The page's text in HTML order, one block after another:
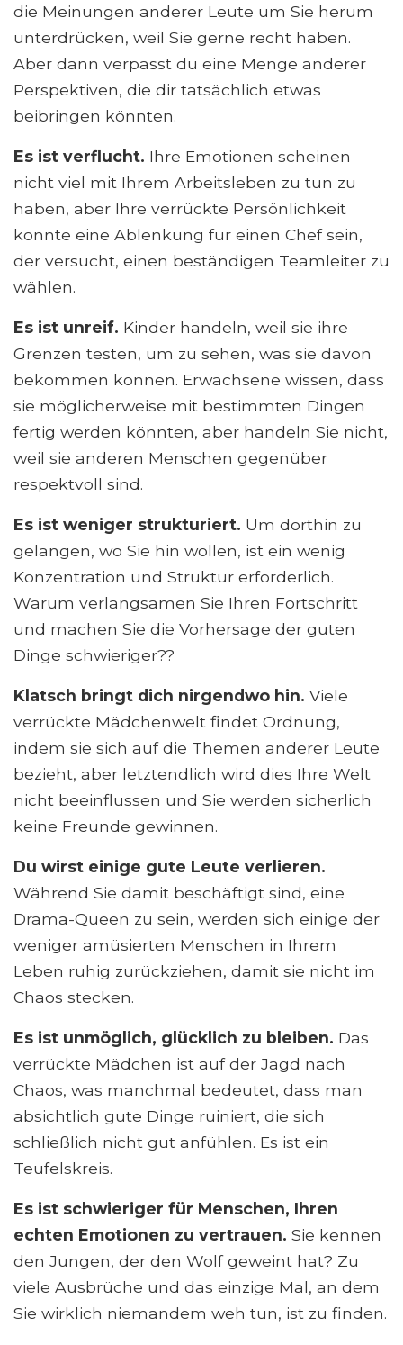
die Meinungen anderer Leute um Sie herum
unterdrücken, weil Sie gerne recht haben.
Aber dann verpasst du eine Menge anderer
Perspektiven, die dir tatsächlich etwas
beibringen könnten.
Es ist verflucht. Ihre Emotionen scheinen
nicht viel mit Ihrem Arbeitsleben zu tun zu
haben, aber Ihre verrückte Persönlichkeit
könnte eine Ablenkung für einen Chef sein,
der versucht, einen beständigen Teamleiter zu
wählen.
Es ist unreif. Kinder handeln, weil sie ihre
Grenzen testen, um zu sehen, was sie davon
bekommen können. Erwachsene wissen, dass
sie möglicherweise mit bestimmten Dingen
fertig werden könnten, aber handeln Sie nicht,
weil sie anderen Menschen gegenüber
respektvoll sind.
Es ist weniger strukturiert. Um dorthin zu
gelangen, wo Sie hin wollen, ist ein wenig
Konzentration und Struktur erforderlich.
Warum verlangsamen Sie Ihren Fortschritt
und machen Sie die Vorhersage der guten
Dinge schwieriger??
Klatsch bringt dich nirgendwo hin. Viele
verrückte Mädchenwelt findet Ordnung,
indem sie sich auf die Themen anderer Leute
bezieht, aber letztendlich wird dies Ihre Welt
nicht beeinflussen und Sie werden sicherlich
keine Freunde gewinnen.
Du wirst einige gute Leute verlieren.
Während Sie damit beschäftigt sind, eine
Drama-Queen zu sein, werden sich einige der
weniger amüsierten Menschen in Ihrem
Leben ruhig zurückziehen, damit sie nicht im
Chaos stecken.
Es ist unmöglich, glücklich zu bleiben. Das
verrückte Mädchen ist auf der Jagd nach
Chaos, was manchmal bedeutet, dass man
absichtlich gute Dinge ruiniert, die sich
schließlich nicht gut anfühlen. Es ist ein
Teufelskreis.
Es ist schwieriger für Menschen, Ihren
echten Emotionen zu vertrauen. Sie kennen
den Jungen, der den Wolf geweint hat? Zu
viele Ausbrüche und das einzige Mal, an dem
Sie wirklich niemandem weh tun, ist zu finden.